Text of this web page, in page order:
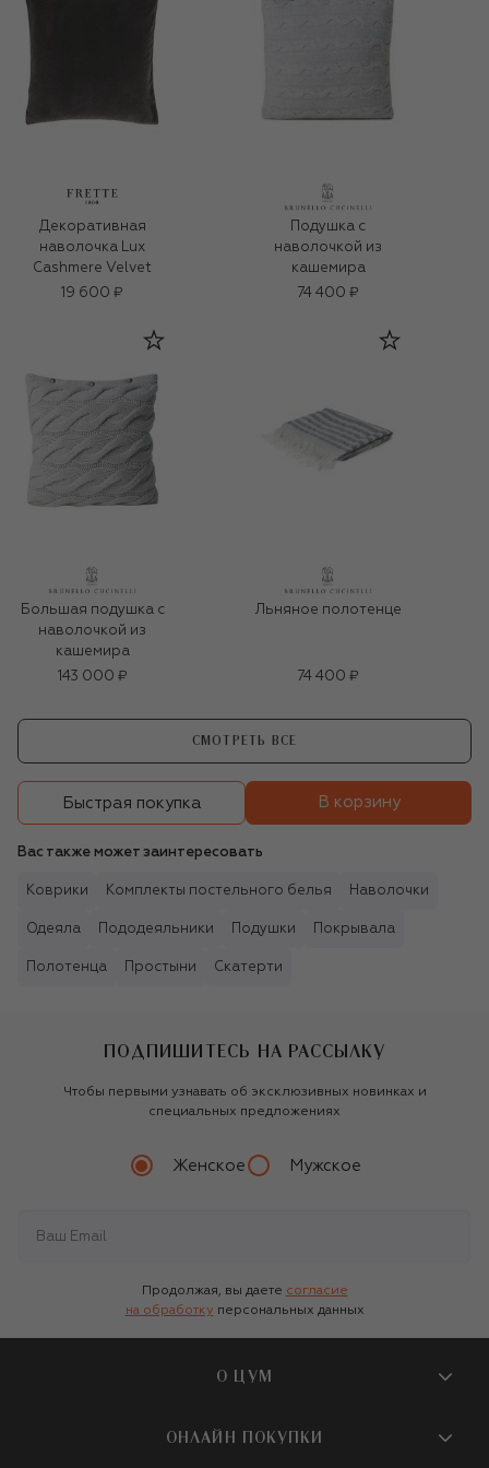
Декоративная
наволочка Lux
Cashmere Velvet
19 600 ₽
Подушка с
наволочкой из
кашемира
74 400 ₽
Большая подушка с
наволочкой из
кашемира
143 000 ₽
Льняное полотенце
74 400 ₽
СМОТРЕТЬ ВСЕ
Быстрая покупка В корзину
Вас также может заинтересовать
Коврики Комплекты постельного белья Наволочки
Одеяла Пододеяльники Подушки Покрывала
Полотенца Простыни Скатерти
ПОДПИШИТЕСЬ НА РАССЫЛКУ
Чтобы первыми узнавать об эксклюзивных новинках и
специальных предложениях
Женское Мужское
Продолжая, вы даете согласие
на обработку персональных данных
О ЦУМ
О магазине
ОНЛАЙН ПОКУПКИ